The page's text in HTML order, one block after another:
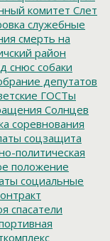
комитет Слет
служебные
смерть на
район
снюс собаки
депутатов
ГОСТы
Солнцев
соревнования
соцзащита
политическая
положение
социальные
спасатели